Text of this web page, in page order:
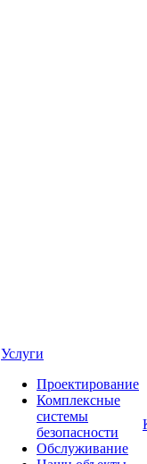
Услуги
Проектирование
Комплексные
системы
безопасности
Обслуживание